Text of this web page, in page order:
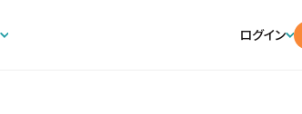
ログイン